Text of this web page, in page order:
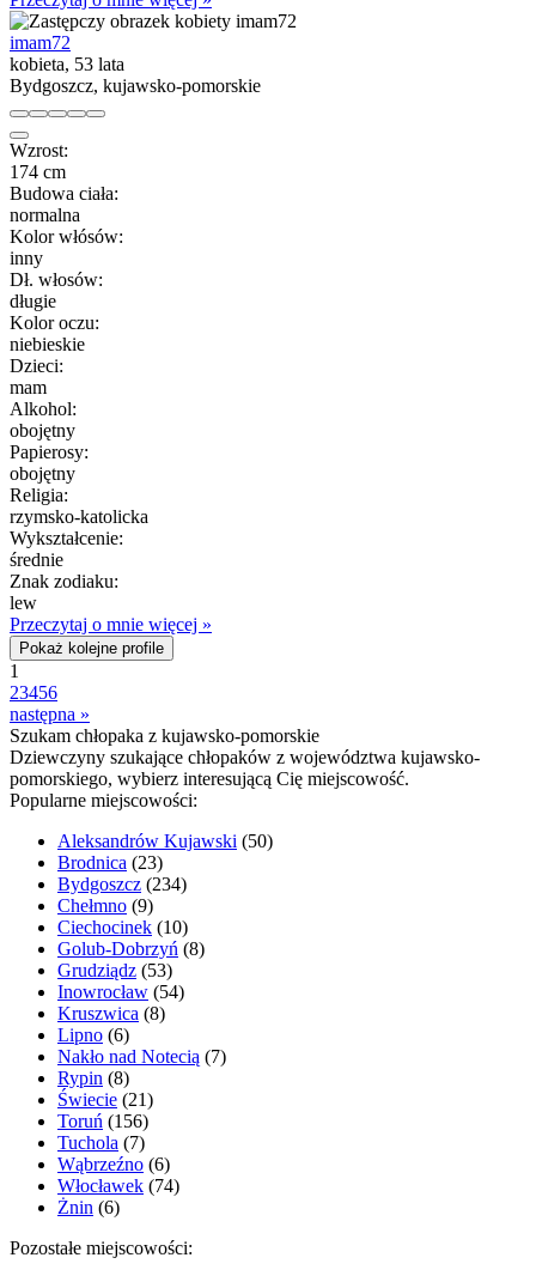
imam72
kobieta, 53 lata
Bydgoszcz, kujawsko-pomorskie
Wzrost:
174 cm
Budowa ciała:
normalna
Kolor włósów:
inny
Dł. włosów:
długie
Kolor oczu:
niebieskie
Dzieci:
mam
Alkohol:
obojętny
Papierosy:
obojętny
Religia:
rzymsko-katolicka
Wykształcenie:
średnie
Znak zodiaku:
lew
Przeczytaj o mnie więcej »
Pokaż kolejne profile
1
23456
następna »
Szukam chłopaka z kujawsko-pomorskie
Dziewczyny szukające chłopaków z województwa kujawsko-
pomorskiego, wybierz interesującą Cię miejscowość.
Popularne miejscowości:
Aleksandrów Kujawski (50)
Brodnica (23)
Bydgoszcz (234)
Chełmno (9)
Ciechocinek (10)
Golub-Dobrzyń (8)
Grudziądz (53)
Inowrocław (54)
Kruszwica (8)
Lipno (6)
Nakło nad Notecią (7)
Rypin (8)
Świecie (21)
Toruń (156)
Tuchola (7)
Wąbrzeźno (6)
Włocławek (74)
Żnin (6)
Pozostałe miejscowości: